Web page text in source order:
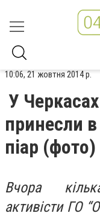
10:06, 21 жовтня 2014 р.
У
принесли
піар (фото)
Вчора
активісти ГО